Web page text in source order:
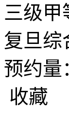
三级甲
复旦综
预约量
收藏